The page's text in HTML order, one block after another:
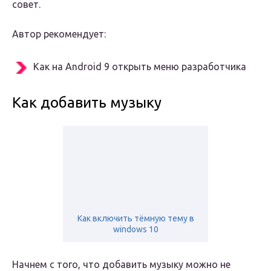
совет.
Автор рекомендует:
Как на Android 9 открыть меню разработчика
Как добавить музыку
Как включить тёмную тему в
windows 10
Начнем с того, что добавить музыку можно не